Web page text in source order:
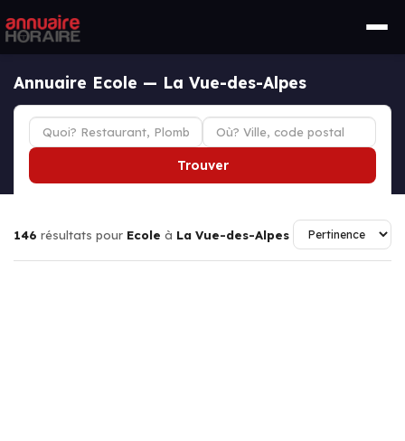
Annuaire Ecole — La Vue-des-Alpes
Trouver
146 résultats pour Ecole à La Vue-des-Alpes